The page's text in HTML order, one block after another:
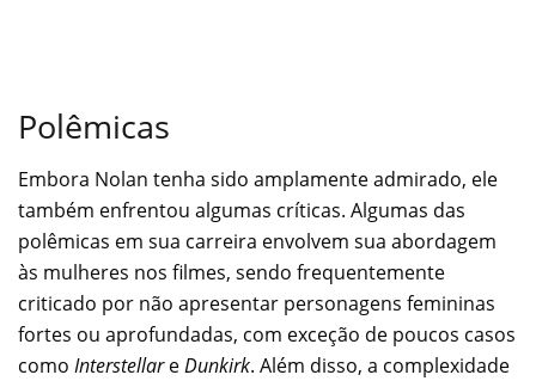
Polêmicas
Embora Nolan tenha sido amplamente admirado, ele
também enfrentou algumas críticas. Algumas das
polêmicas em sua carreira envolvem sua abordagem
às mulheres nos filmes, sendo frequentemente
criticado por não apresentar personagens femininas
fortes ou aprofundadas, com exceção de poucos casos
como InterstellareDunkirk. Além disso, a complexidade